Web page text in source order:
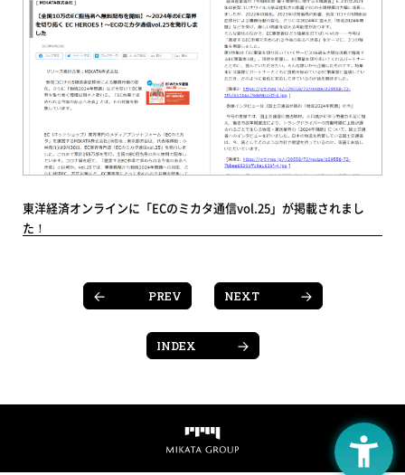
東洋経済オンラインに「ECのミカタ通信vol.25」が掲載されまし
た！
PREV NEXT
INDEX